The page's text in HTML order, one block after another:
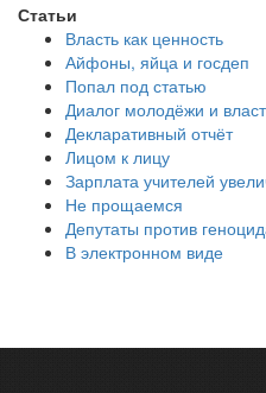
Статьи
Власть как ценность
Айфоны, яйца и госдеп
Попал под статью
Диалог молодёжи и
Декларативный отчёт
Лицом к лицу
Зарплата учителей
Не прощаемся
Депутаты против
В электронном виде